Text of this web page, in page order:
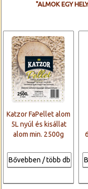
"ALMOK EGY
Katzor FaPellet alom
5L nyúl és kisállat
alom min. 2500g
Bővebben / több db